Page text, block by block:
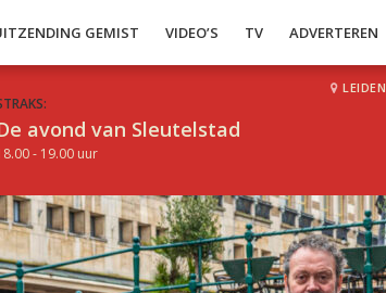
GEMIST VIDEO’S TV ADVERTEREN
avond van Sleutelstad
- 19.00 uur
LEIDEN